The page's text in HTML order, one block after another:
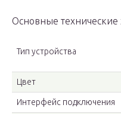
Основные технические
Тип устройства
Цвет
Интерфейс подключения